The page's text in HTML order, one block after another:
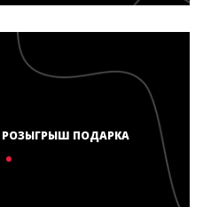
РОЗЫГРЫШ ПОДАРКА